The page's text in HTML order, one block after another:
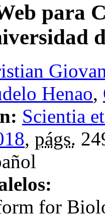
para
Henao,
Scientia
, págs.
for